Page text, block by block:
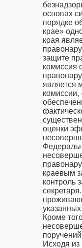
основах
порядке
крае»
края
защите
комиссия
является
комиссии,
оценки
краевым
контроль
Кроме
Исходя